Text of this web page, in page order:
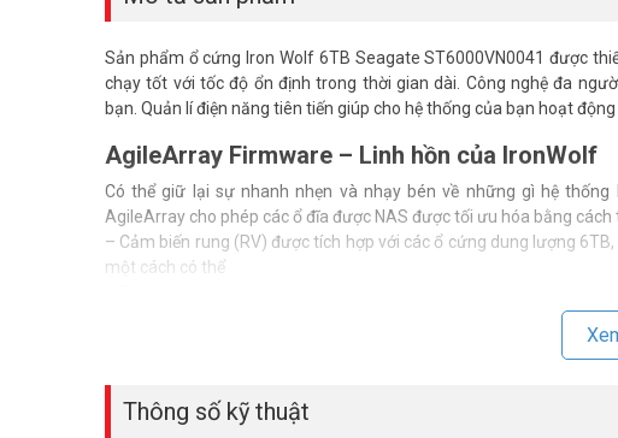
Sản phẩm ổ cứng Iron Wolf 6TB Seagate ST6000VN0041 được
chạy tốt với tốc độ ổn định trong thời gian dài. Công nghệ đa
bạn. Quản lí điện năng tiên tiến giúp cho hệ thống của bạn hoạt
AgileArray Firmware – Linh hồn của IronWolf
Có thể giữ lại sự nhanh nhẹn và nhạy bén về những gì hệ
AgileArray cho phép các ổ đĩa được NAS được tối ưu hóa bằng
– Cảm biến rung (RV) được tích hợp với các ổ cứng dung lượng
một cách có thể
– Quản lý điện năng tiên tiến để Hệ thống NAS hoạt động một cách
Hệ thống NAS của bạn sẽ làm được nhiều hơn với công nghệ đa
180TB/ năm, nhiều người dùng có thể chuyển đổi dữ liệu 2 chiều
nghiệp nhỏ, IronWolf luôn hỗ trợ bạn.
Thông số kỹ thuật